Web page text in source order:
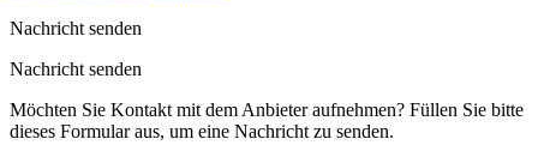
Nachricht senden
Nachricht senden
Möchten Sie Kontakt mit dem Anbieter aufnehmen? Füllen Sie bitte
dieses Formular aus, um eine Nachricht zu senden.